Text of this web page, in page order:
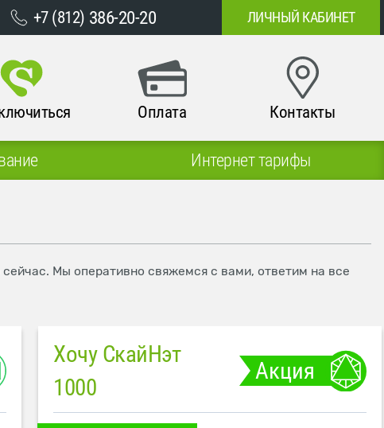
+7 (812) 386-20-20 ЛИЧНЫЙ КАБИНЕТ
Оплата Контакты
Интернет тарифы
Мы оперативно свяжемся с вами, ответим на все
Хочу СкайНэт
1000
Акция